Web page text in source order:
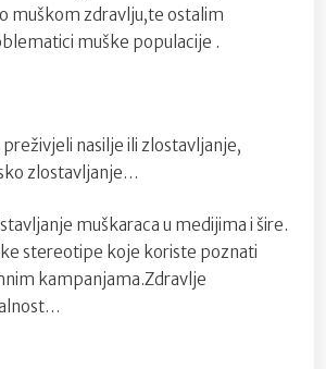
muškom zdravlju,te ostalim
muške populacije .
nasilje ili zlostavljanje,
zlostavljanje…
muškaraca u medijima i šire.
stereotipe koje koriste poznati
kampanjama.Zdravlje